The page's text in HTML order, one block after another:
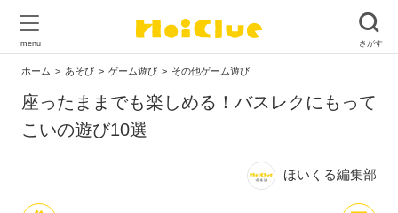
ホーム あそび ゲーム遊び その他ゲーム遊び
座ったままでも楽しめる！バスレクにもって
こいの遊び10選
ほいくる編集部